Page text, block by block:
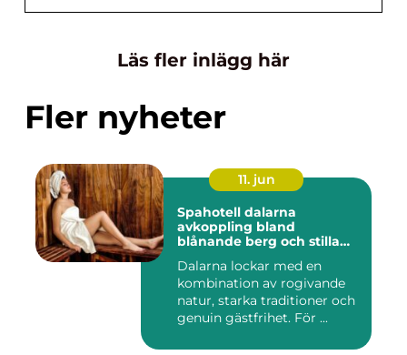
Läs fler inlägg här
Fler nyheter
11. jun
Spahotell dalarna
avkoppling bland
blånande berg och stilla
Dalarna lockar med en
kombination av rogivande
natur, starka traditioner och
genuin gästfrihet. För ...